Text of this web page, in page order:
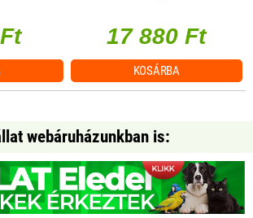
17 880 Ft
KOSÁRBA
webáruházunkban is: